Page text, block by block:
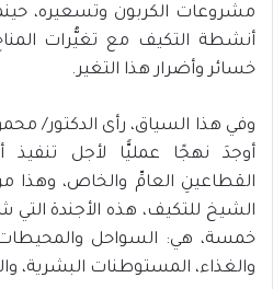
مشروعات الكربون وتسعيره،
أنشطة التكيف مع تغيُّرات
خسائر وأضرار هذا التغير.
أوجدَ نهجًا عمليًّا لأجل
القطاعينِ العامِّ والخاص، وهذا
الشيخ للتكيف، هذه الأجندة
خمسة، هي: السواحل والمحيطات،
والغذاء، المستوطنات البشرية،